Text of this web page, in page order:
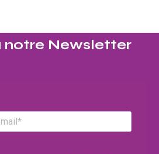
notre Newsletter​